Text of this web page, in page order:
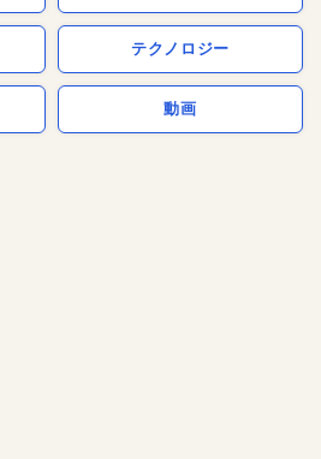
テクノロジー
動画